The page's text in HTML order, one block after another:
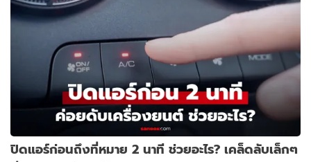
ปิดแอร์ก่อนถึงที่หมาย 2 นาที ช่วยอะไร? เคล็ดลับเล็กๆ